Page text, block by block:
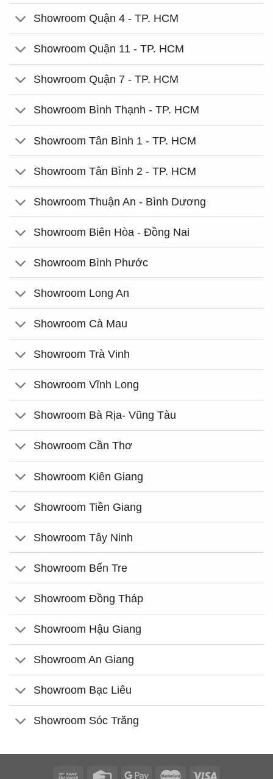
Showroom Quận 4 - TP. HCM
Showroom Quận 11 - TP. HCM
Showroom Quận 7 - TP. HCM
Showroom Bình Thạnh - TP. HCM
Showroom Tân Bình 1 - TP. HCM
Showroom Tân Bình 2 - TP. HCM
Showroom Thuận An - Bình Dương
Showroom Biên Hòa - Đồng Nai
Showroom Bình Phước
Showroom Long An
Showroom Cà Mau
Showroom Trà Vinh
Showroom Vĩnh Long
Showroom Bà Rịa- Vũng Tàu
Showroom Cần Thơ
Showroom Kiên Giang
Showroom Tiền Giang
Showroom Tây Ninh
Showroom Bến Tre
Showroom Đồng Tháp
Showroom Hậu Giang
Showroom An Giang
Showroom Bạc Liêu
Showroom Sóc Trăng